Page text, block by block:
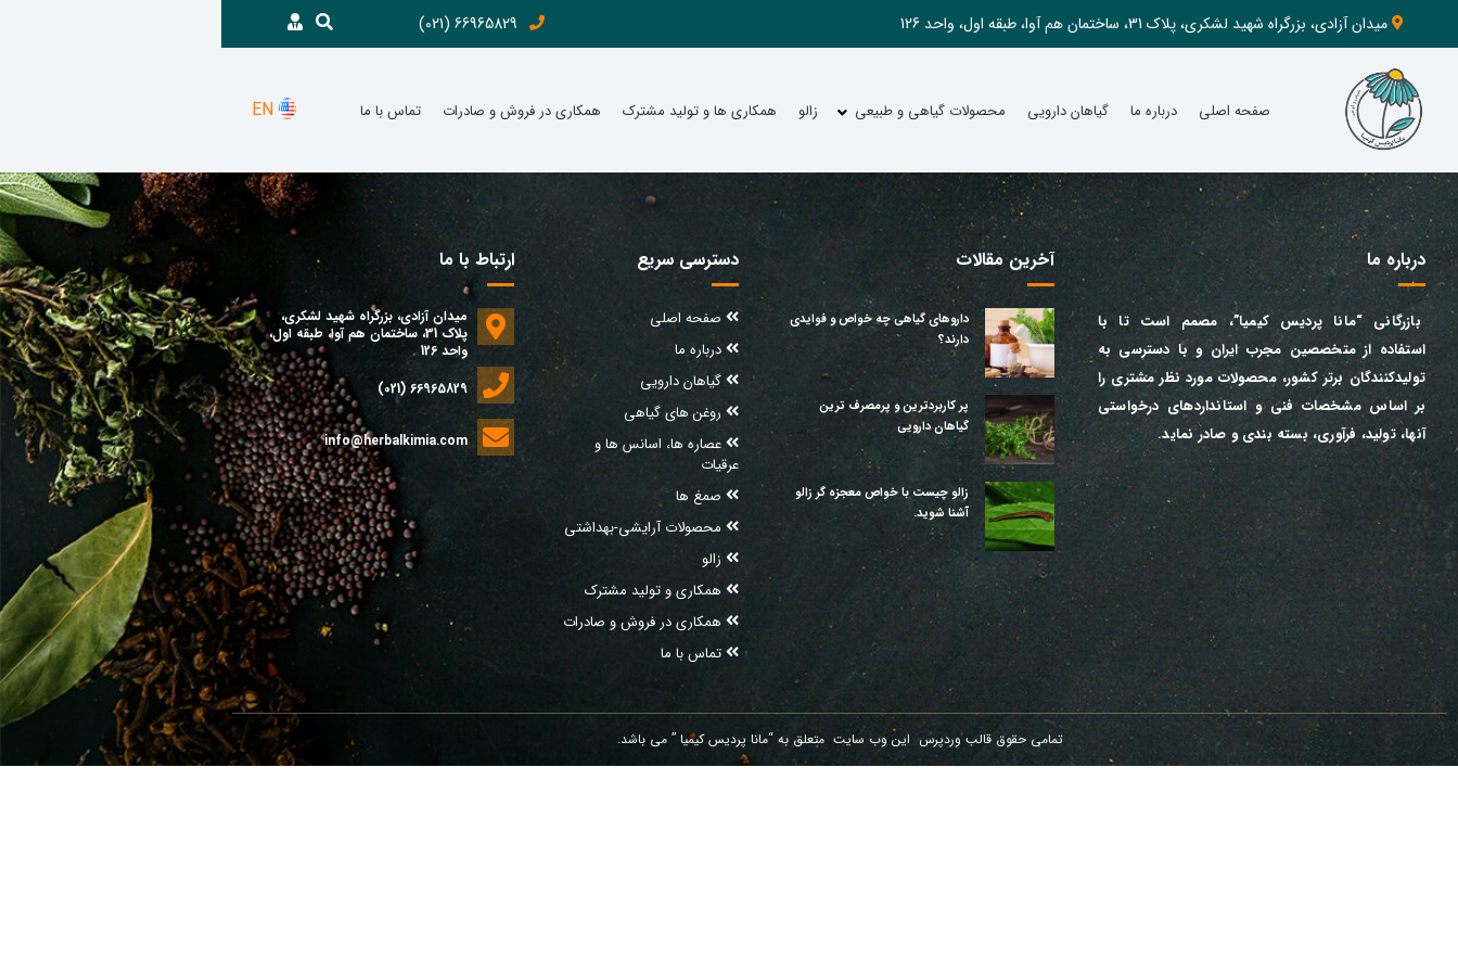
میدان آزادی، بزرگراه شهید لشکری، پلاک 31، ساختمان هم آوا، طبقه اول، واحد 126 66965829 (021)
صفحه اصلی درباره ما گیاهان دارویی محصولات گیاهی و طبیعی زالو همکاری ها و تولید مشترک همکاری در فروش و صادرات تماس با ما EN
درباره ما
بازرگانی “مانا پردیس کیمیا”، مصمم است تابا
استفاده از متخصصین مجربایرانو با دسترسی به
تولیدکنندگان برتر کشور، محصولات مورد نظر مشتری را
بر اساس مشخصات فنی و استانداردهای درخواستی
آنها، تولید، فرآوری، بسته بندی و صادر نماید.
آخرین مقالات
داروهای گیاهی چه خواص و فوایدی
دارند؟
پر کاربردترین و پرمصرف ترین
گیاهان دارویی
زالو چیست با خواص معجزه گر زالو
آشنا شوید.
دسترسی سریع
صفحه اصلی
درباره ما
گیاهان دارویی
روغن های گیاهی
عصاره ها، اسانس ها و
عرقیات
صمغ ها
محصولات آرایشی-بهداشتی
زالو
همکاری و تولید مشترک
همکاری در فروش و صادرات
تماس با ما
ارتباط با ما
میدان آزادی، بزرگراه شهید لشکری،
پلاک 31، ساختمان هم آوا، طبقه اول،
واحد 126
66965829 (021)
info@herbalkimia.com
تمامی حقوققالب وردپرساین وب سایت متعلق به “مانا پردیس کیمیا ” می باشد.